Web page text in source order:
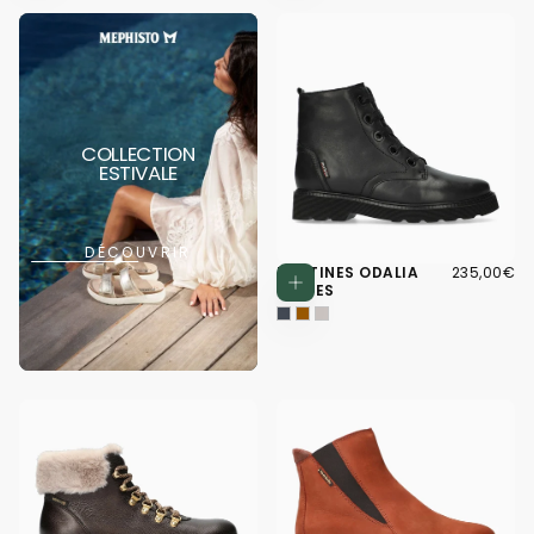
COLLECTION
ESTIVALE
DÉCOUVRIR
Choisissez
BOTTINES ODALIA
NOIRES
235,00€
PRIX
235,00€